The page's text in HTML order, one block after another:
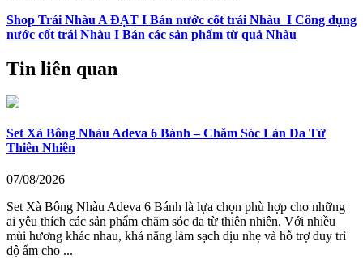
Shop Trái Nhàu A ĐẠT I Bán nước cốt trái Nhàu I Công dụng
nước cốt trái Nhàu I Bán các sản phẩm từ quả Nhàu
Tin liên quan
Set Xà Bông Nhàu Adeva 6 Bánh – Chăm Sóc Làn Da Từ
Thiên Nhiên
07/08/2026
Set Xà Bông Nhàu Adeva 6 Bánh là lựa chọn phù hợp cho những
ai yêu thích các sản phẩm chăm sóc da từ thiên nhiên. Với nhiều
mùi hương khác nhau, khả năng làm sạch dịu nhẹ và hỗ trợ duy trì
độ ẩm cho ...